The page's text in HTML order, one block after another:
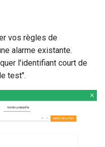
vos règles de
alarme existante.
l'identifiant court de
test".